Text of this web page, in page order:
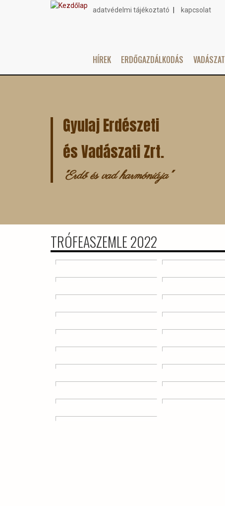
Topmenu
adatvédelmi tájékoztató kapcsolat
Main
HÍREK ERDŐGAZDÁLKODÁS VADÁSZAT
Gyulaj Erdészeti
és Vadászati Zrt.
"Erdő és vad harmóniája"
TRÓFEASZEMLE 2022